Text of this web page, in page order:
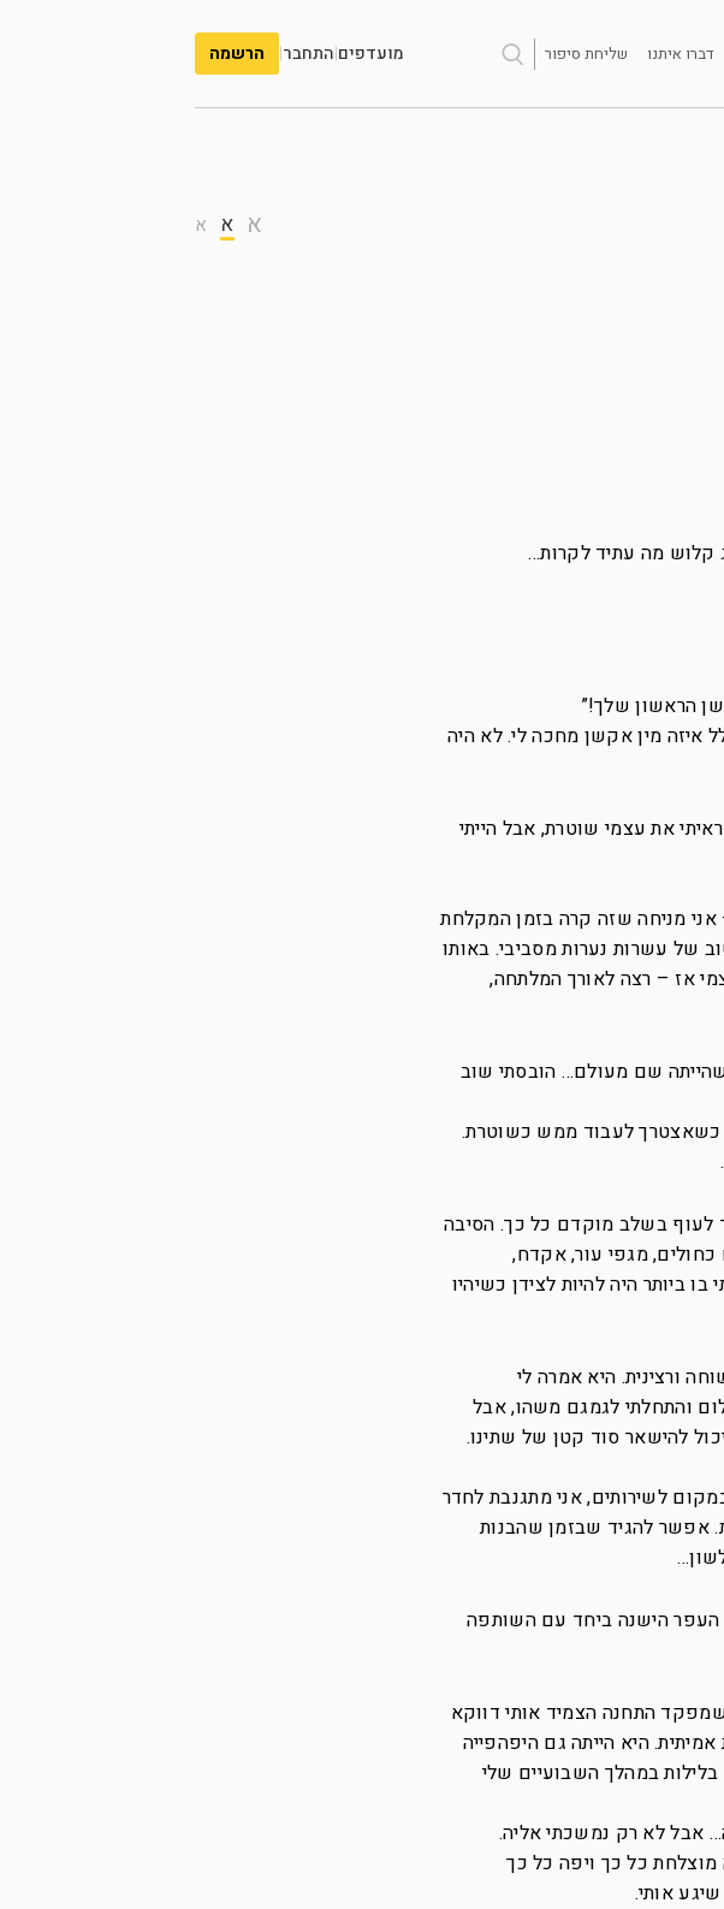
דברו איתנו שליחת סיפור מועדפים|התחבר| הרשמה
א א א
קלוש מה עתיד לקרות…
הראשון שלך!”
איזה מין אקשן מחכה לי. לא היה
לא ראיתי את עצמי שוטרת, אבל הייתי
אני מניחה שזה קרה בזמן המקלחת
של עשרות נערות מסביבי. באותו
אז – רצה לאורך המלתחה,
שהייתה שם מעולם… הובסתי שוב
כשאצטרך לעבוד ממש כשוטרת.
לעוף בשלב מוקדם כל כך. הסיבה
כחולים, מגפי עור, אקדח,
ביותר היה להיות לצידן כשיהיו
ורצינית. היא אמרה לי
והתחלתי לגמגם משהו, אבל
להישאר סוד קטן של שתינו.
לשירותים, אני מתגנבת לחדר
אפשר להגיד שבזמן שהבנות
העפר הישנה ביחד עם השותפה
התחנה הצמיד אותי דווקא
היא הייתה גם היפהפייה
במהלך השבועיים שלי
אבל לא רק נמשכתי אליה.
כל כך ויפה כל כך
אותי.